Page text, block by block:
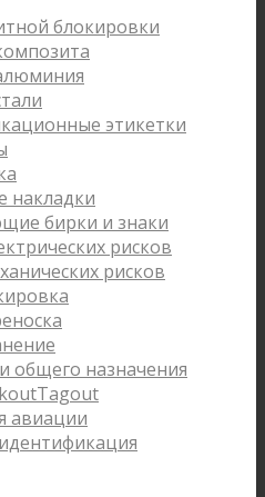
блокировки
этикетки
накладки
бирки и знаки
рисков
рисков
общего назначения
авиации